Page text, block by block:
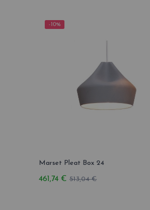
-10%
Marset Pleat Box 24
461,74 € 513,04 €